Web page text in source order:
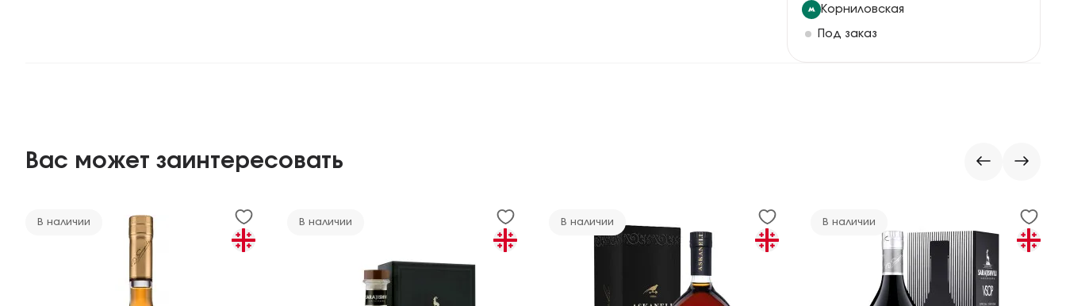
Корниловская
Под заказ
Вас может заинтересовать
В наличии В наличии В наличии В наличии